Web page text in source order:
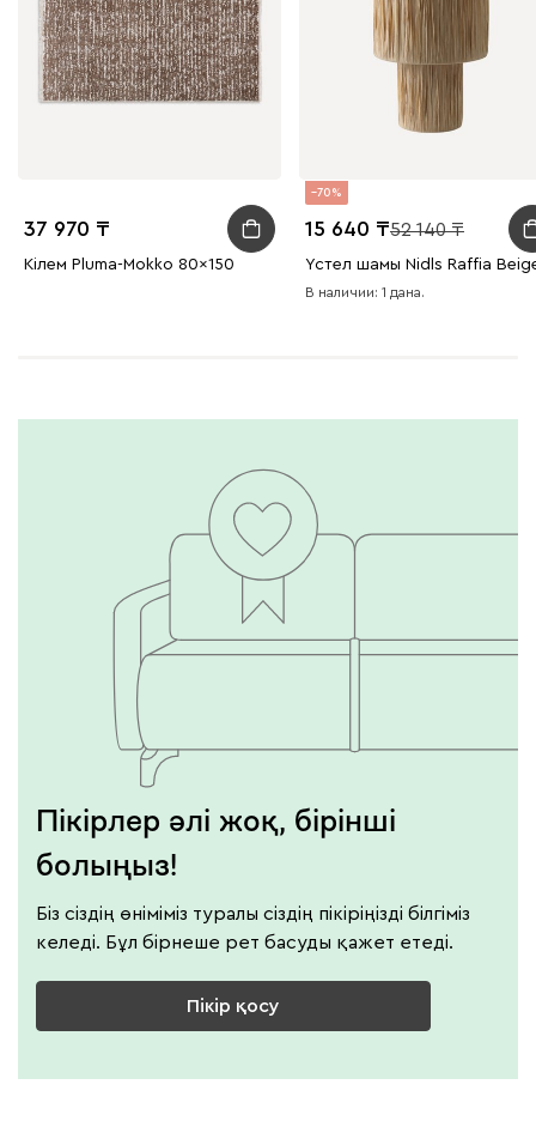
37 970
Кілем Pluma-Mokko 80x150
70
15 640 52 140
Үстел шамы Nidls Raffia
В наличии: 1 дана.
Пікірлер әлі жоқ, бірінші
болыңыз!
Біз сіздің өніміміз туралы сіздің пікіріңізді білгіміз
келеді. Бұл бірнеше рет басуды қажет етеді.
Пікір қосу